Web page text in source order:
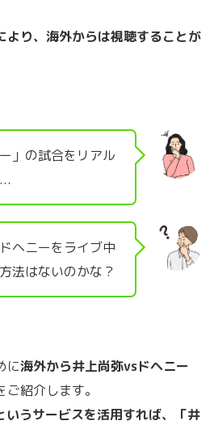
より、海外からは視聴することが
」の試合をリアル
ヘニーをライブ中
法はないのかな？
に海外から井上尚弥vsドヘニー
ご紹介します。
いうサービスを活用すれば、「井